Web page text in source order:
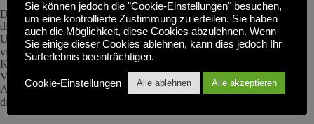
Diese Lösungen sind speziell darauf ausgerichtet, Probleme zu lösen,
die von älteren Anbietern nicht adäquat behoben werden konnten.
Unternehmen, die auf der Suche nach den besten Plattformen für
virtuelle Desktop-Infrastrukturen sind, weil sie mit den Kosten, der
Komplexität oder der Herstellerbindung von Citrix oder
VMware/Omnissa Horizon unzufrieden sind, finden in modernen
Alternativen wie Inuvika OVD Enterprise eine direkte Lösung für
diese Probleme.
Sie können jedoch die "Cookie-Einstellungen" besuchen,
um eine kontrollierte Zustimmung zu erteilen. Sie haben
auch die Möglichkeit, diese Cookies abzulehnen. Wenn
Sie einige dieser Cookies ablehnen, kann dies jedoch Ihr
Surferlebnis beeinträchtigen.
Cookie-Einstellungen Alle ablehnen Alle akzeptieren